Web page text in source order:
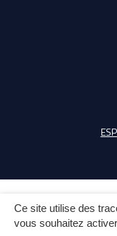
Ce site utilise des
vous souhaitez